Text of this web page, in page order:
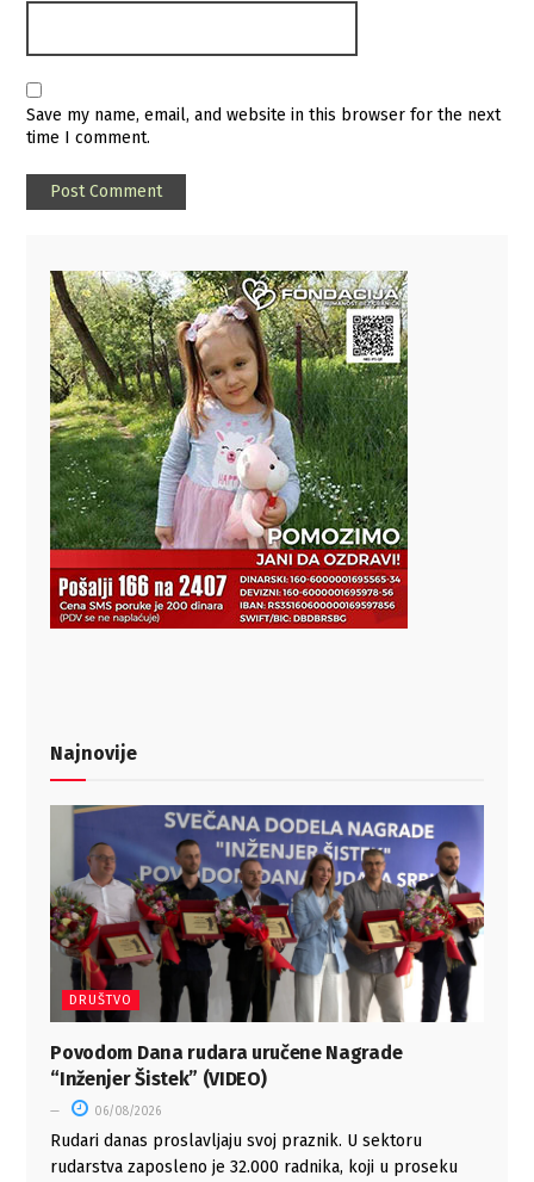
Save my name, email, and website in this browser for the next
time I comment.
Najnovije
DRUŠTVO
Povodom Dana rudara uručene Nagrade
“Inženjer Šistek” (VIDEO)
06/08/2026
Rudari danas proslavljaju svoj praznik. U sektoru
rudarstva zaposleno je 32.000 radnika, koji u proseku